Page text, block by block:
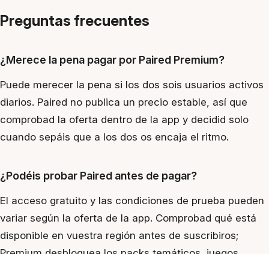
Preguntas frecuentes
¿Merece la pena pagar por Paired Premium?
Puede merecer la pena si los dos sois usuarios activos
diarios. Paired no publica un precio estable, así que
comprobad la oferta dentro de la app y decidid solo
cuando sepáis que a los dos os encaja el ritmo.
¿Podéis probar Paired antes de pagar?
El acceso gratuito y las condiciones de prueba pueden
variar según la oferta de la app. Comprobad qué está
disponible en vuestra región antes de suscribiros;